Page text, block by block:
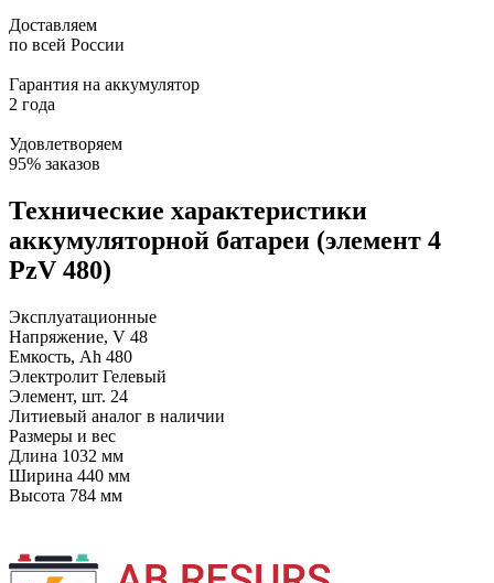
Доставляем
по всей России
Гарантия на аккумулятор
2 года
Удовлетворяем
95% заказов
Технические характеристики
аккумуляторной батареи (элемент 4
PzV 480)
Эксплуатационные
Напряжение, V 48
Емкость, Ah 480
Электролит Гелевый
Элемент, шт. 24
Литиевый аналог в наличии
Размеры и вес
Длина 1032 мм
Ширина 440 мм
Высота 784 мм